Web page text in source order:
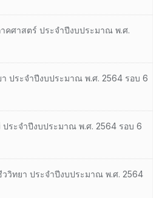
คศาสตร์ ประจำปีงบประมาณ พ.ศ.
ประจำปีงบประมาณ พ.ศ. 2564 รอบ 6
ประจำปีงบประมาณ พ.ศ. 2564 รอบ 6
วิทยา ประจำปีงบประมาณ พ.ศ. 2564